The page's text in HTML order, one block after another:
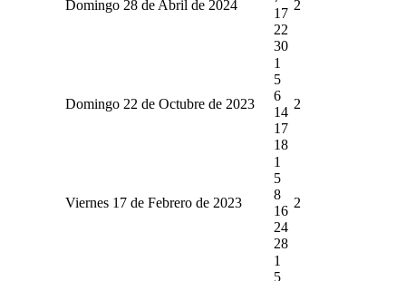
Domingo 28 de Abril de 2024
17
22
30
2
Domingo 22 de Octubre de 2023
1
5
6
14
17
18
2
Viernes 17 de Febrero de 2023
1
5
8
16
24
28
2
1
5